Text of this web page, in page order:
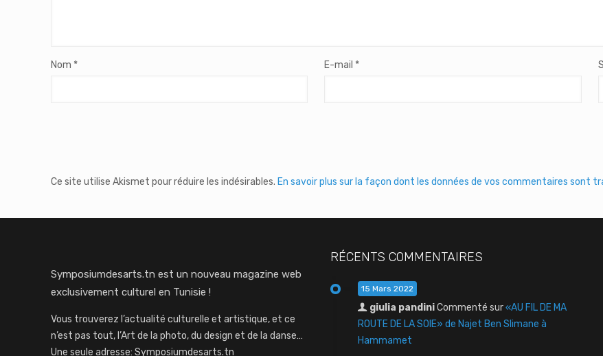
Nom * E-mail *
Ce site utilise Akismet pour réduire les indésirables. En savoir plus sur la façon dont les données de vos commentaires sont
Symposiumdesarts.tn est un nouveau magazine web
exclusivement culturel en Tunisie !
Vous trouverez l’actualité culturelle et artistique, et ce
n’est pas tout, l’Art de la photo, du design et de la danse…
Une seule adresse: Symposiumdesarts.tn
RÉCENTS COMMENTAIRES
15 Mars 2022
giulia pandiniCommenté sur«AU FIL DE MA
ROUTE DE LA SOIE» de Najet Ben Slimane à
Hammamet